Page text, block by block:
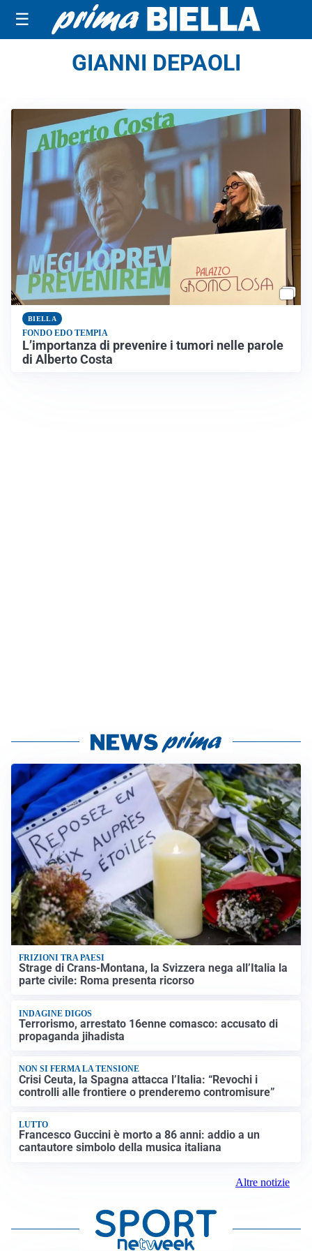
☰
GIANNI DEPAOLI
BIELLA
FONDO EDO TEMPIA
L’importanza di prevenire i tumori nelle parole
di Alberto Costa
FRIZIONI TRA PAESI
Strage di Crans-Montana, la Svizzera nega all’Italia la
parte civile: Roma presenta ricorso
INDAGINE DIGOS
Terrorismo, arrestato 16enne comasco: accusato di
propaganda jihadista
NON SI FERMA LA TENSIONE
Crisi Ceuta, la Spagna attacca l’Italia: “Revochi i
controlli alle frontiere o prenderemo contromisure”
LUTTO
Francesco Guccini è morto a 86 anni: addio a un
cantautore simbolo della musica italiana
Altre notizie